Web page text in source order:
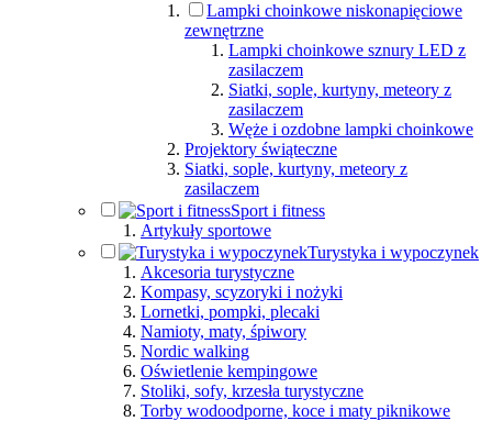
Lampki choinkowe niskonapięciowe
zewnętrzne
Lampki choinkowe sznury LED z
zasilaczem
Siatki, sople, kurtyny, meteory z
zasilaczem
Węże i ozdobne lampki choinkowe
Projektory świąteczne
Siatki, sople, kurtyny, meteory z
zasilaczem
Sport i fitness
Artykuły sportowe
Turystyka i wypoczynek
Akcesoria turystyczne
Kompasy, scyzoryki i nożyki
Lornetki, pompki, plecaki
Namioty, maty, śpiwory
Nordic walking
Oświetlenie kempingowe
Stoliki, sofy, krzesła turystyczne
Torby wodoodporne, koce i maty piknikowe